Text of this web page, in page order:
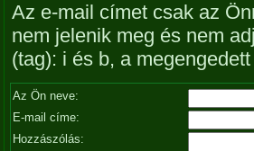
Az e-mail címet csak az
nem jelenik meg és nem
(tag): i és b, a
Az Ön neve:
E-mail címe:
Hozzászólás: